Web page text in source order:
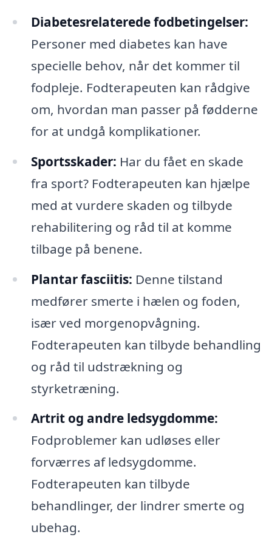
Diabetesrelaterede fodbetingelser:
Personer med diabetes kan have
specielle behov, når det kommer til
fodpleje. Fodterapeuten kan rådgive
om, hvordan man passer på fødderne
for at undgå komplikationer.
Sportsskader: Har du fået en skade
fra sport? Fodterapeuten kan hjælpe
med at vurdere skaden og tilbyde
rehabilitering og råd til at komme
tilbage på benene.
Plantar fasciitis: Denne tilstand
medfører smerte i hælen og foden,
især ved morgenopvågning.
Fodterapeuten kan tilbyde behandling
og råd til udstrækning og
styrketræning.
Artrit og andre ledsygdomme:
Fodproblemer kan udløses eller
forværres af ledsygdomme.
Fodterapeuten kan tilbyde
behandlinger, der lindrer smerte og
ubehag.